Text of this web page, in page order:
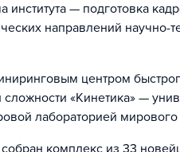
— подготовка
направлений научно-
центром
«Кинетика» —
лабораторией
комплекс из 33